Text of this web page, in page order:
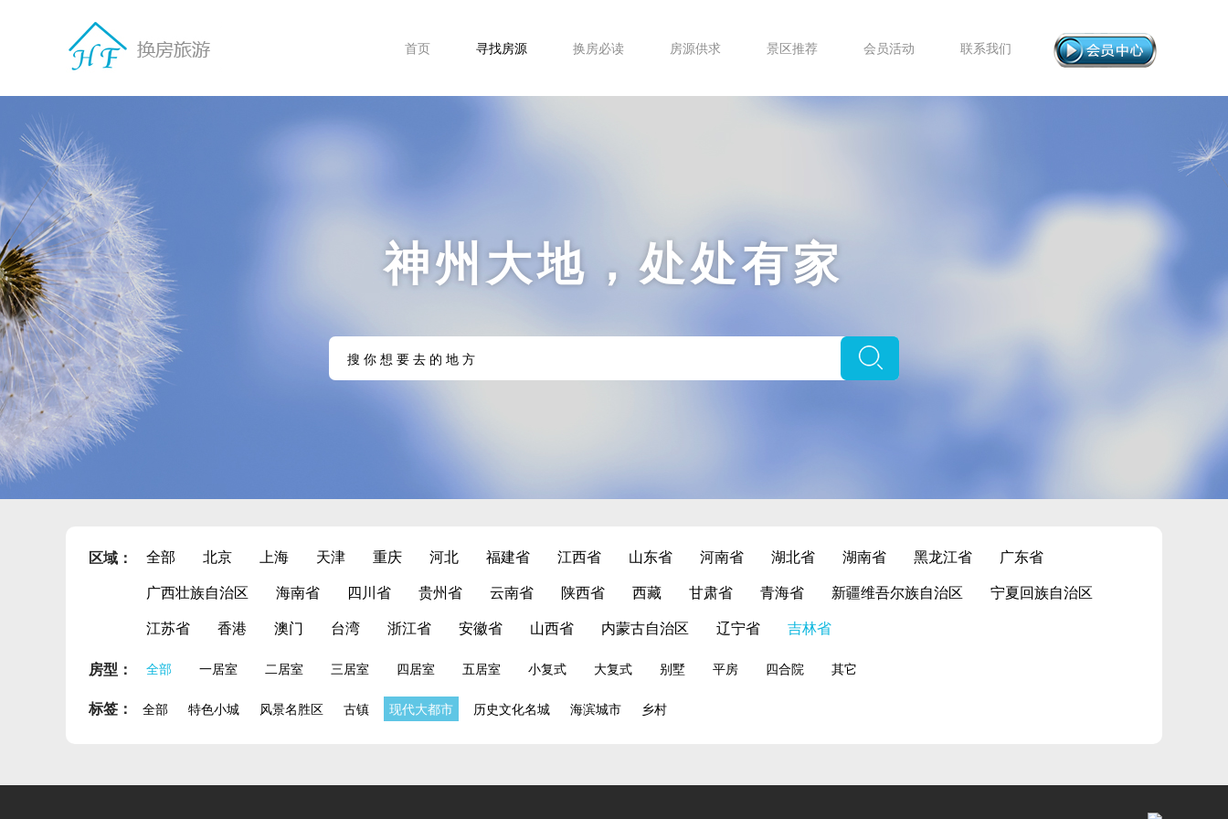
首页 寻找房源 换房必读 房源供求 景区推荐 会员活动 联系我们
神州大地，处处有家
区域： 全部 北京 上海 天津 重庆 河北 福建省 江西省 山东省 河南省 湖北省 湖南省 黑龙江省
广东省
广西壮族自治区
海南省 四川省 贵州省 云南省 陕西省 西藏 甘肃省 青海省 新疆维吾尔族自治区
宁夏回族自治区
江苏省
香港 澳门 台湾 浙江省 安徽省 山西省 内蒙古自治区 辽宁省
吉林省
房型：
全部 一居室 二居室 三居室 四居室 五居室 小复式 大复式 别墅 平房 四合院 其它
标签： 全部 特色小城 风景名胜区 古镇 现代大都市 历史文化名城 海滨城市 乡村